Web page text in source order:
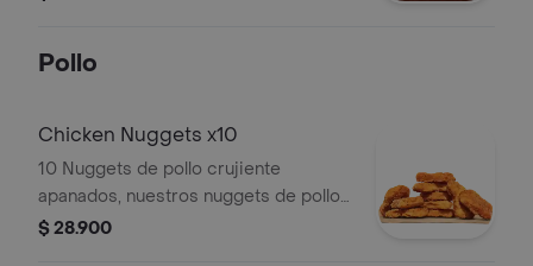
tostado con ajonjolí .
Pollo
Chicken Nuggets x10
10 Nuggets de pollo crujiente
apanados, nuestros nuggets de pollo
son tiernos y jugosos por dentro,
$ 28.900